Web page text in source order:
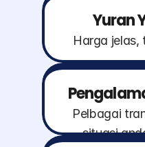
Yuran
Harga jelas,
Pelbagai
situasi